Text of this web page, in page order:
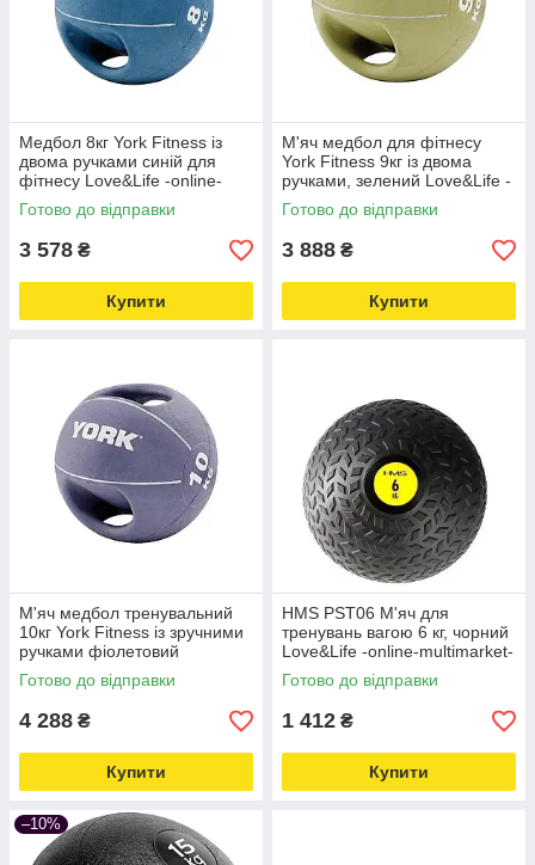
Медбол 8кг York Fitness із
двома ручками синій для
фітнесу Love&Life -online-
multimarket-
Готово до відправки
3 578 ₴
Купити
М'яч медбол для фітнесу
York Fitness 9кг із двома
ручками, зелений Love&Life -
online-multimarket-
Готово до відправки
3 888 ₴
Купити
М'яч медбол тренувальний
10кг York Fitness із зручними
ручками фіолетовий
Love&Life -online-multimarket-
Готово до відправки
4 288 ₴
Купити
HMS PST06 М'яч для
тренувань вагою 6 кг, чорний
Love&Life -online-multimarket-
Готово до відправки
1 412 ₴
Купити
–10%